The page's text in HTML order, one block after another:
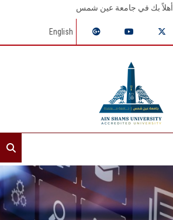
أهلاً بك في جامعة عين شمس
English
الرئيسية
عن القطاع